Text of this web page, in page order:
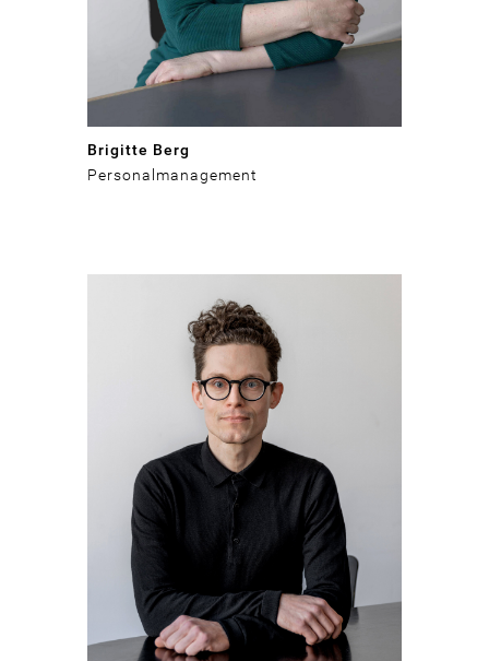
Brigitte Berg
Personalmanagement